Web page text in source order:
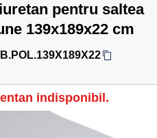
pentru saltea
139x189x22 cm
indisponibil.